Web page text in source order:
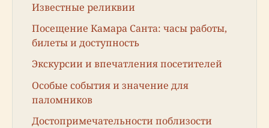
Известные реликвии
Посещение Камара Санта: часы работы,
билеты и доступность
Экскурсии и впечатления посетителей
Особые события и значение для
паломников
Достопримечательности поблизости